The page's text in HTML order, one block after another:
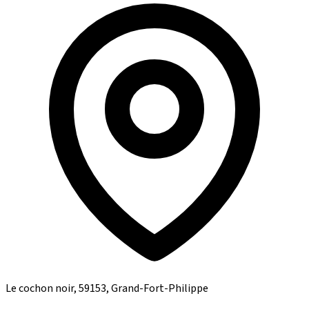
Le cochon noir, 59153, Grand-Fort-Philippe